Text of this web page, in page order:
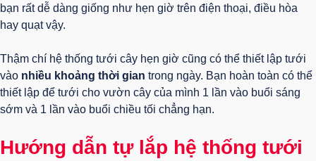
bạn rất dễ dàng giống như hẹn giờ trên điện thoại, điều hòa
hay quạt vậy.
Thậm chí hệ thống tưới cây hẹn giờ cũng có thể thiết lập tưới
vào nhiều khoảng thời gian trong ngày. Bạn hoàn toàn có thể
thiết lập để tưới cho vườn cây của mình 1 lần vào buổi sáng
sớm và 1 lần vào buổi chiều tối chẳng hạn.
Hướng dẫn tự lắp hệ thống tưới